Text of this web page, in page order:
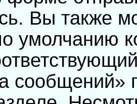
Вы также
умолчанию
сообщений»